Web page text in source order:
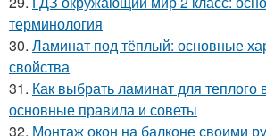
терминология
30. Ламинат под тёплый: основные
свойства
31. Как выбрать ламинат для теплого
основные правила и советы
32. Монтаж окон на балконе своими